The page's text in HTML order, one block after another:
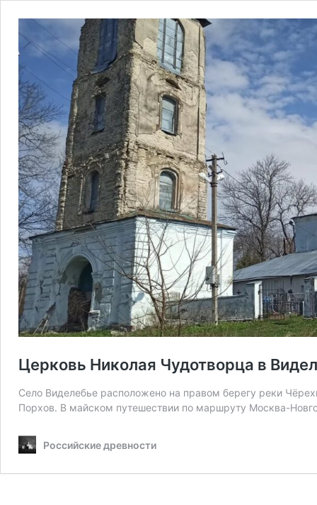
Церковь Николая Чудотворца в
Село Виделебье расположено на правом берегу реки
Порхов. В майском путешествии по маршруту Москва-
Российские древности